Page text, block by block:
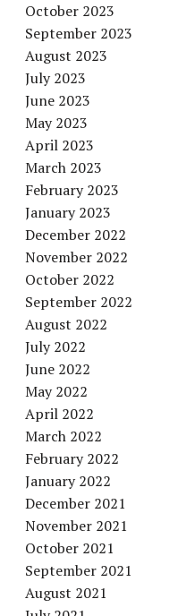
October 2023
September 2023
August 2023
July 2023
June 2023
May 2023
April 2023
March 2023
February 2023
January 2023
December 2022
November 2022
October 2022
September 2022
August 2022
July 2022
June 2022
May 2022
April 2022
March 2022
February 2022
January 2022
December 2021
November 2021
October 2021
September 2021
August 2021